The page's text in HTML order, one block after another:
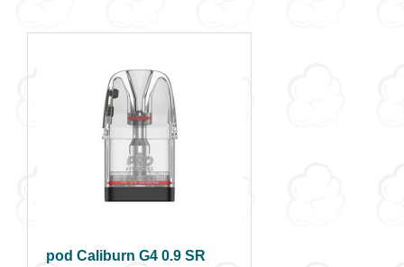
pod Caliburn G4 0.9 SR